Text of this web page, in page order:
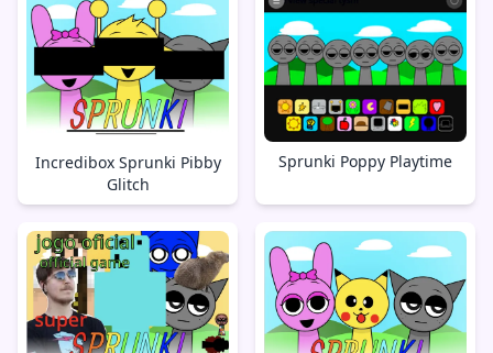
Incredibox Sprunki Pibby
Glitch
Sprunki Poppy Playtime